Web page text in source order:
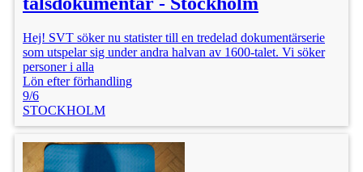
Hej! SVT söker nu statister till en tredelad dokumentärserie
som utspelar sig under andra halvan av 1600-talet. Vi söker
personer i alla
Lön efter förhandling
9/6
STOCKHOLM